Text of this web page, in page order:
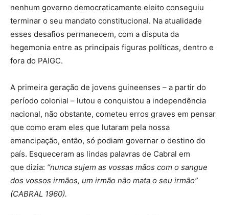
nenhum governo democraticamente eleito conseguiu
terminar o seu mandato constitucional. Na atualidade
esses desafios permanecem, com a disputa da
hegemonia entre as principais figuras políticas, dentro e
fora do PAIGC.
A primeira geração de jovens guineenses – a partir do
período colonial – lutou e conquistou a independência
nacional, não obstante, cometeu erros graves em pensar
que como eram eles que lutaram pela nossa
emancipação, então, só podiam governar o destino do
país. Esqueceram as lindas palavras de Cabral em
que dizia: “nunca sujem as vossas mãos com o sangue
dos vossos irmãos, um irmão não mata o seu irmão”
(CABRAL 1960).